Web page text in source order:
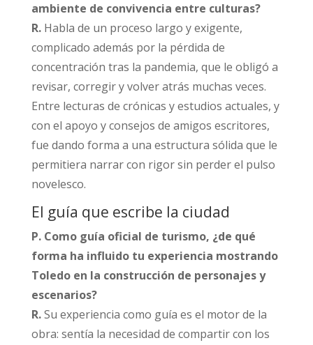
ambiente de convivencia entre culturas?
R.Habla de un proceso largo y exigente,
complicado además por la pérdida de
concentración tras la pandemia, que le obligó a
revisar, corregir y volver atrás muchas veces.
Entre lecturas de crónicas y estudios actuales, y
con el apoyo y consejos de amigos escritores,
fue dando forma a una estructura sólida que le
permitiera narrar con rigor sin perder el pulso
novelesco.​
El guía que escribe la ciudad
P. Como guía oficial de turismo, ¿de qué
forma ha influido tu experiencia mostrando
Toledo en la construcción de personajes y
escenarios?
R.Su experiencia como guía es el motor de la
obra: sentía la necesidad de compartir con los